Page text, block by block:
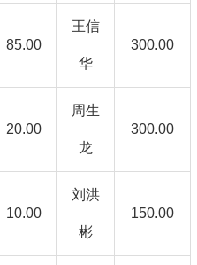
85.00
王信
华
300.00
20.00
周生
龙
300.00
10.00
刘洪
彬
150.00